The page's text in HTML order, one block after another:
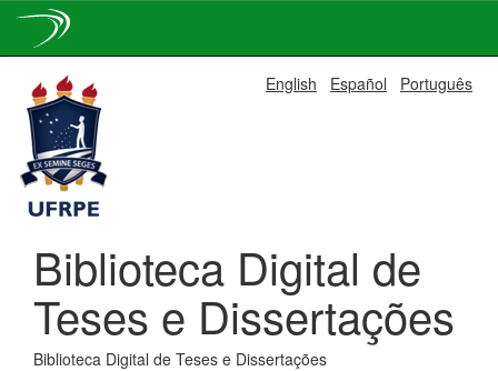
navigation
English Español Português
Biblioteca Digital de
Teses e Dissertações
Biblioteca Digital de Teses e Dissertações